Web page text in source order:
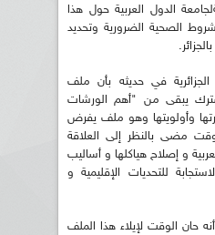
الدول العربية حول هذا
الصحية الضرورية وتحديد
الجزائرية في حديثه بأن ملف
يبقى من "أهم الورشات
وأولويتها وهو ملف يفرض
مضى بالنظر إلى العلاقة
و إصلاح هياكلها و أساليب
للتحديات الإقليمية و
حان الوقت لإيلاء هذا الملف